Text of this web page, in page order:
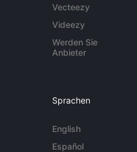
Vecteezy
Videezy
Werden Sie
Anbieter
Sprachen
English
Español